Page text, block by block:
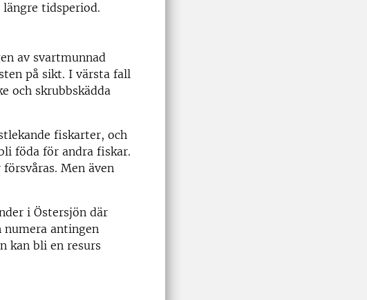
tidsperiod.
av svartmunnad
på sikt. I värsta fall
och skrubbskädda
fiskarter, och
föda för andra fiskar.
Men även
i Östersjön där
numera antingen
kan bli en resurs